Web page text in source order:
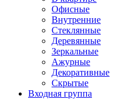
Офисные
Внутренние
Стеклянные
Деревянные
Зеркальные
Ажурные
Декоративные
Скрытые
Входная группа